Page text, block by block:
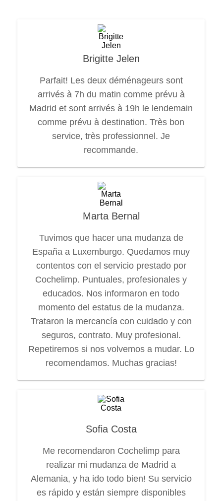
Brigitte Jelen
Parfait! Les deux déménageurs sont
arrivés à 7h du matin comme prévu à
Madrid et sont arrivés à 19h le lendemain
comme prévu à destination. Très bon
service, très professionnel. Je
recommande.
Marta Bernal
Tuvimos que hacer una mudanza de
España a Luxemburgo. Quedamos muy
contentos con el servicio prestado por
Cochelimp. Puntuales, profesionales y
educados. Nos informaron en todo
momento del estatus de la mudanza.
Trataron la mercancía con cuidado y con
seguros, contrato. Muy profesional.
Repetiremos si nos volvemos a mudar. Lo
recomendamos. Muchas gracias!
Sofia Costa
Me recomendaron Cochelimp para
realizar mi mudanza de Madrid a
Alemania, y ha ido todo bien! Su servicio
es rápido y están siempre disponibles